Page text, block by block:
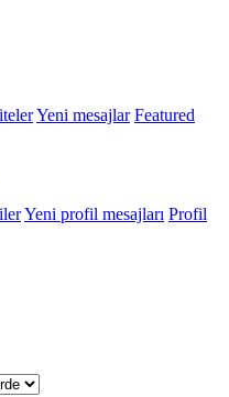
Yeni mesajlar Featured
Yeni profil mesajları Profil